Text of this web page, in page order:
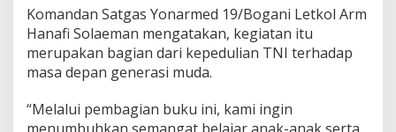
e
l
a
j
a
L
o
Komandan Satgas Yonarmed 19/Bogani Letkol Arm
Hanafi Solaeman mengatakan, kegiatan itu
merupakan bagian dari kepedulian TNI terhadap
masa depan generasi muda.
“Melalui pembagian buku ini, kami ingin
menumbuhkan semangat belajar anak-anak serta